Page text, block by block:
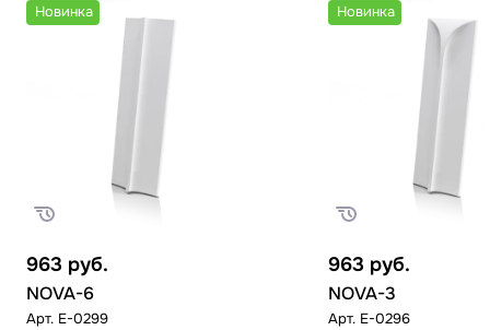
Новинка
963 руб.
NOVA-6
Арт. E-0299
Новинка
963 руб.
NOVA-3
Арт. E-0296